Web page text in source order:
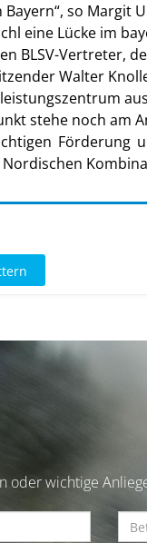
so Margit
eine Lücke im
BLSV-Vertreter,
Walter
stehe noch am
Förderung
oder wichtige